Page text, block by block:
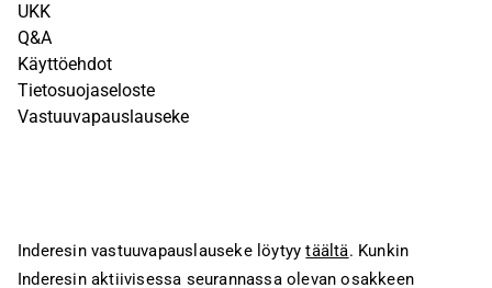
UKK
Q&A
Käyttöehdot
Tietosuojaseloste
Vastuuvapauslauseke
Inderesin vastuuvapauslauseke löytyytäältä. Kunkin
Inderesin aktiivisessa seurannassa olevan osakkeen